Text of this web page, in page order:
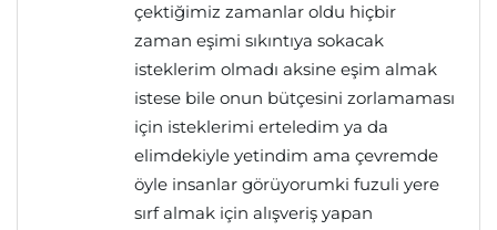
çektiğimiz zamanlar oldu hiçbir
zaman eşimi sıkıntıya sokacak
isteklerim olmadı aksine eşim almak
istese bile onun bütçesini zorlamaması
için isteklerimi erteledim ya da
elimdekiyle yetindim ama çevremde
öyle insanlar görüyorumki fuzuli yere
sırf almak için alışveriş yapan